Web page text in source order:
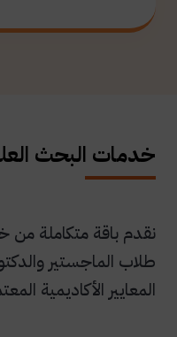
خدمات البحث
نقدم باقة متكاملة
طلاب الماجستير
المعايير الأكاديمية